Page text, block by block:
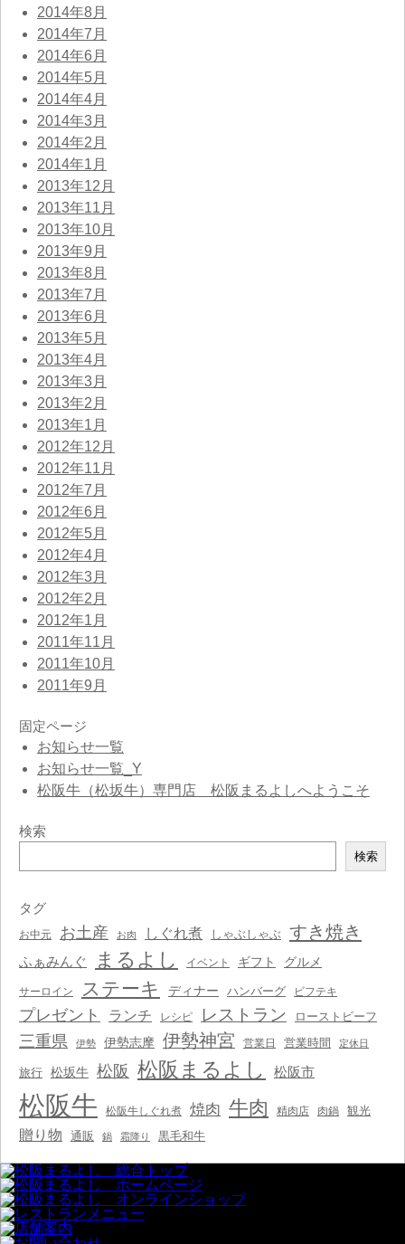
2014年8月
2014年7月
2014年6月
2014年5月
2014年4月
2014年3月
2014年2月
2014年1月
2013年12月
2013年11月
2013年10月
2013年9月
2013年8月
2013年7月
2013年6月
2013年5月
2013年4月
2013年3月
2013年2月
2013年1月
2012年12月
2012年11月
2012年7月
2012年6月
2012年5月
2012年4月
2012年3月
2012年2月
2012年1月
2011年11月
2011年10月
2011年9月
固定ページ
お知らせ一覧
お知らせ一覧_Y
松阪牛（松坂牛）専門店 松阪まるよしへようこそ
検索
索
検索
タグ
お中元 お土産 お肉 しぐれ煮 しゃぶしゃぶ すき焼き
ふぁみんぐ まるよし イベント ギフト グルメ
サーロイン ステーキ ディナー ハンバーグ ビフテキ
プレゼント ランチ レシピ レストラン ローストビーフ
三重県 伊勢 伊勢志摩 伊勢神宮 営業日 営業時間 定休日
旅行 松坂牛 松阪 松阪まるよし 松阪市
松阪牛 松阪牛しぐれ煮 焼肉 牛肉 精肉店 肉鍋 観光
贈り物 通販 鍋 霜降り 黒毛和牛